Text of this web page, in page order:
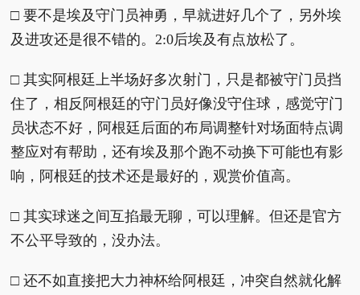
□ 要不是埃及守门员神勇，早就进好几个了，另外埃
及进攻还是很不错的。2:0后埃及有点放松了。
□ 其实阿根廷上半场好多次射门，只是都被守门员挡
住了，相反阿根廷的守门员好像没守住球，感觉守门
员状态不好，阿根廷后面的布局调整针对场面特点调
整应对有帮助，还有埃及那个跑不动换下可能也有影
响，阿根廷的技术还是最好的，观赏价值高。
□ 其实球迷之间互掐最无聊，可以理解。但还是官方
不公平导致的，没办法。
□ 还不如直接把大力神杯给阿根廷，冲突自然就化解